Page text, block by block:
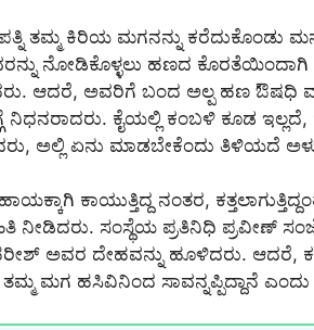
ತಮ್ಮ ಕಿರಿಯ ಮಗನನ್ನು ಕರೆದುಕೊಂಡು
ನೋಡಿಕೊಳ್ಳಲು ಹಣದ
ಆದರೆ, ಅವರಿಗೆ ಬಂದ ಅಲ್ಪ ಹಣ ಔಷಧಿ
ನಿಧನರಾದರು. ಕೈಯಲ್ಲಿ ಕಂಬಳಿ ಕೂಡ
ಅಲ್ಲಿ ಏನು ಮಾಡಬೇಕೆಂದು ತಿಳಿಯದೆ
ಕಾಯುತ್ತಿದ್ದ ನಂತರ,
ಸಂಸ್ಥೆಯ ಪ್ರತಿನಿಧಿ ಪ್ರವೀಣ್
ಹರೀಶ್ ಅವರ ದೇಹವನ್ನು ಹೂಳಿದರು.
ತಮ್ಮ ಮಗ ಹಸಿವಿನಿಂದ ಸಾವನ್ನಪ್ಪಿದ್ದಾನೆ ಎಂದು